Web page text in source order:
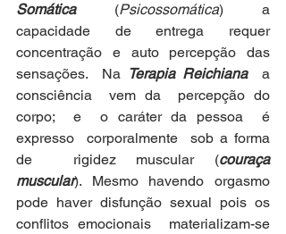
Somática
  (
Psicossomática)  a
capacidade de entrega requer
concentração e auto percepção das
sensações.  Na Terapia Reichiana
  a
consciência  vem da  percepção do
corpo;  e  o caráter da pessoa  é
expresso  corporalmente  sob a forma
de  rigidez muscular (couraça
muscular). Mesmo havendo orgasmo
pode haver disfunção sexual pois os
conflitos emocionais  materializam-se